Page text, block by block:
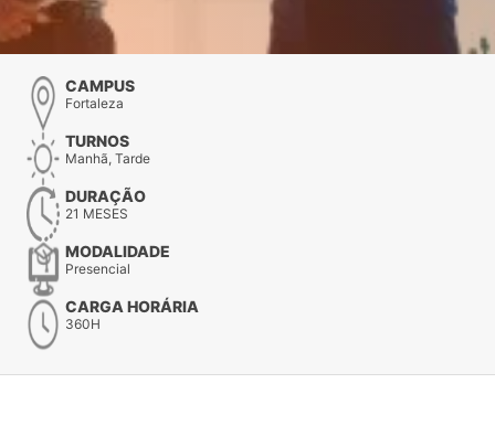
CAMPUS
Fortaleza
TURNOS
Manhã, Tarde
DURAÇÃO
21 MESES
MODALIDADE
Presencial
CARGA HORÁRIA
360H